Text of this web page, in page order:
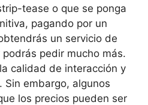
tease o que se ponga
pagando por un
un servicio de
pedir mucho más.
calidad de interacción y
Sin embargo, algunos
los precios pueden ser